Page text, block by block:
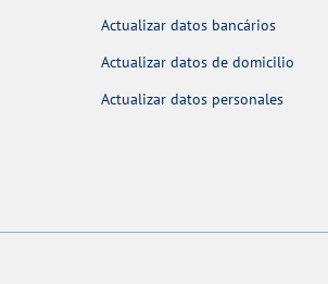
Actualizar datos bancários
Actualizar datos de domicilio
Actualizar datos personales